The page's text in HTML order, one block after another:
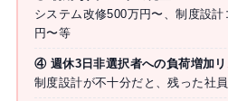
システム改修500万円〜、制度設
円〜等
④ 週休3日非選択者への負荷増加リ
制度設計が不十分だと、残った社